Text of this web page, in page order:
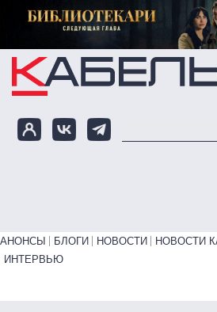
Перейти к основному содержанию
Primary links bottom
АНОНСЫ БЛОГИ НОВОСТИ НОВОСТИ
ИНТЕРВЬЮ